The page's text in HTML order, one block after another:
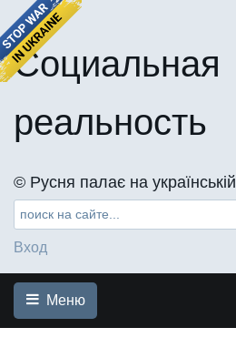
Социальная
реальность
©️ Русня палає на
Вход
Меню